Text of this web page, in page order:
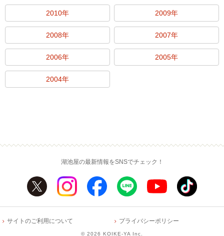
2010年 2009年
2008年 2007年
2006年 2005年
2004年
湖池屋の最新情報をSNSでチェック！
サイトのご利用について プライバシーポリシー
© 2026 KOIKE-YA Inc.